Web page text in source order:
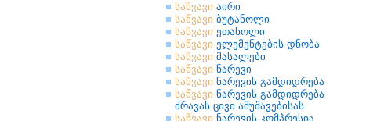
საწვავი აირი
საწვავი ბუტანოლი
საწვავი ეთანოლი
საწვავი ელემენტების დნობა
საწვავი მასალები
საწვავი ნარევი
საწვავი ნარევის გამდიდრება
საწვავი ნარევის გამდიდრება
ძრავას ცივი ამუშავებისას
საწვავი ნარევის კომპრესია